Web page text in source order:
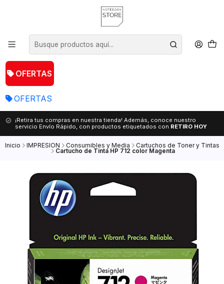
OFERTAS
OFERTAS
¡Retira tus compras en nuestra tienda! Además, conoce nuestro
servicio Envío Rápido, con productos etiquetados con RETIRO HOY
Inicio IMPRESION Consumibles y Media Cartuchos de Toner y Tintas
Cartucho de Tinta HP 712 color Magenta